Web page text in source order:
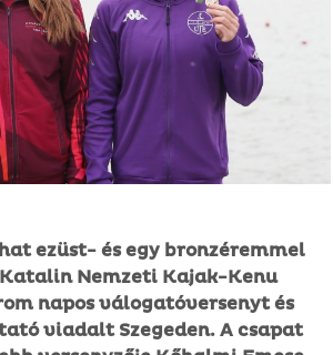
ezüst- és egy bronzéremmel
Nemzeti Kajak-Kenu
napos válogatóversenyt és
viadalt Szegeden. A csapat